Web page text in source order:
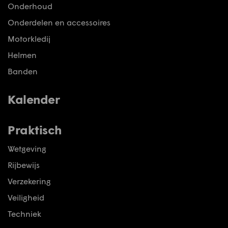
Onderhoud
Onderdelen en accessoires
Motorkledij
Helmen
Banden
Kalender
Praktisch
Wetgeving
Rijbewijs
Verzekering
Veiligheid
Techniek